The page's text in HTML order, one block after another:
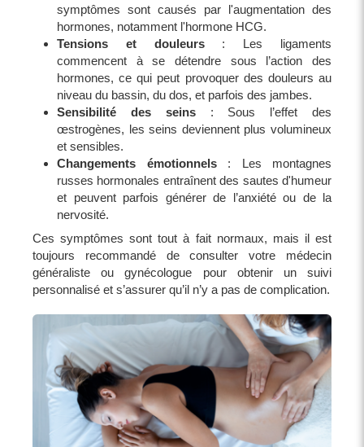
symptômes sont causés par l'augmentation des
hormones, notamment l'hormone HCG.
Tensions et douleurs: Les ligaments
commencent à se détendre sous l’action des
hormones, ce qui peut provoquer des douleurs au
niveau du bassin, du dos, et parfois des jambes.
Sensibilité des seins: Sous l’effet des
œstrogènes, les seins deviennent plus volumineux
et sensibles.
Changements émotionnels: Les montagnes
russes hormonales entraînent des sautes d'humeur
et peuvent parfois générer de l’anxiété ou de la
nervosité.
Ces symptômes sont tout à fait normaux, mais il est
toujours recommandé de consulter votre médecin
généraliste ou gynécologue pour obtenir un suivi
personnalisé et s’assurer qu’il n’y a pas de complication.